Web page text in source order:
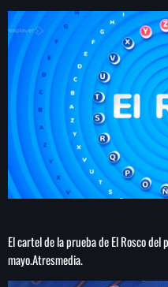
El cartel de la prueba de El Rosco
mayo.Atresmedia.